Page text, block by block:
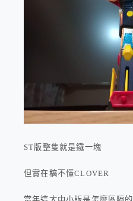
ST版整隻就是鐵一塊
但實在稿不懂CLOVER